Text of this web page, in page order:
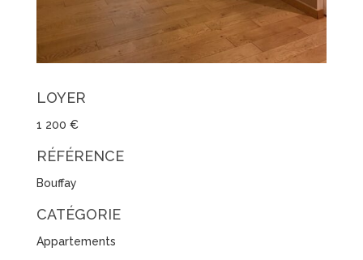
LOYER
1 200 €
RÉFÉRENCE
Bouffay
CATÉGORIE
Appartements